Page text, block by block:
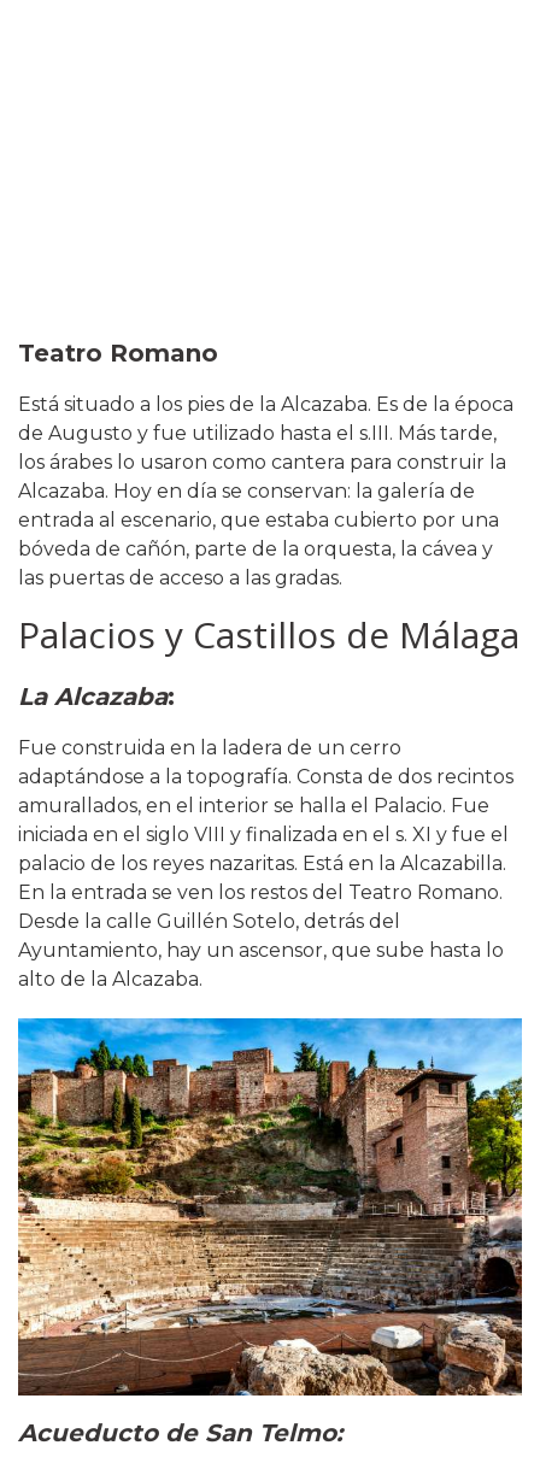
Teatro Romano
Está situado a los pies de la Alcazaba. Es de la época
de Augusto y fue utilizado hasta el s.III. Más tarde,
los árabes lo usaron como cantera para construir la
Alcazaba. Hoy en día se conservan: la galería de
entrada al escenario, que estaba cubierto por una
bóveda de cañón, parte de la orquesta, la cávea y
las puertas de acceso a las gradas.
Palacios y Castillos de Málaga
La Alcazaba:
Fue construida en la ladera de un cerro
adaptándose a la topografía. Consta de dos recintos
amurallados, en el interior se halla el Palacio. Fue
iniciada en el siglo VIII y finalizada en el s. XI y fue el
palacio de los reyes nazaritas. Está en la Alcazabilla.
En la entrada se ven los restos del Teatro Romano.
Desde la calle Guillén Sotelo, detrás del
Ayuntamiento, hay un ascensor, que sube hasta lo
alto de la Alcazaba.
Acueducto de San Telmo: